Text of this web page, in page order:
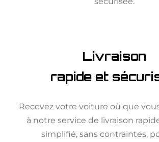
Livraison
rapide et
Recevez votre voiture où que
à notre service de livraison
simplifié, sans contraintes,